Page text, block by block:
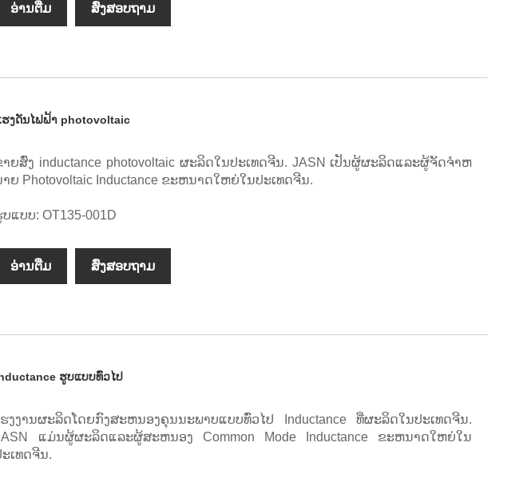
ອ່ານ​ຕື່ມ ສົ່ງສອບຖາມ
ງດັນໄຟຟ້າ photovoltaic
າຍສົ່ງ inductance photovoltaic ຜະລິດໃນປະເທດຈີນ. JASN ເປັນຜູ້ຜະລິດແລະຜູ້ຈັດຈໍາຫ
າຍ Photovoltaic Inductance ຂະຫນາດໃຫຍ່ໃນປະເທດຈີນ.
ບແບບ: OT135-001D
ອ່ານ​ຕື່ມ ສົ່ງສອບຖາມ
ຮູບແບບທົ່ວໄປ
ຮງງານຜະລິດໂດຍກົງສະຫນອງຄຸນນະພາບແບບທົ່ວໄປ Inductance ທີ່ຜະລິດໃນປະເທດຈີນ.
ແມ່ນຜູ້ຜະລິດແລະຜູ້ສະຫນອງ Common Mode Inductance ຂະຫນາດໃຫຍ່ໃນ
ະເທດຈີນ.